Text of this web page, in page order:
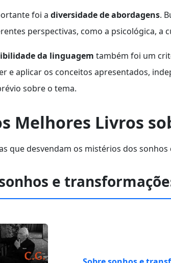
foi a diversidade de abordagens.
perspectivas, como a psicológica, a
da linguagem também foi um
e aplicar os conceitos apresentados,
sobre o tema.
Melhores Livros
que desvendam os mistérios dos sonhos
e